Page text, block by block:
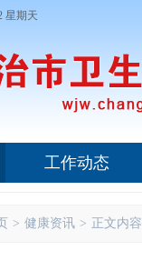
星期天
工作动态
> 健康资讯 > 正文内容